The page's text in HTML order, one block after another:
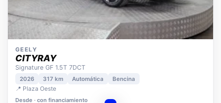
GEELY
CITYRAY
Signature GF 1.5T 7DCT
2026 317 km
📍 Plaza Oeste